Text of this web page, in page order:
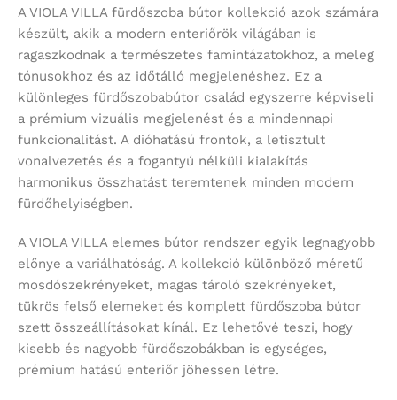
A VIOLA VILLA fürdőszoba bútor kollekció azok számára
készült, akik a modern enteriőrök világában is
ragaszkodnak a természetes famintázatokhoz, a meleg
tónusokhoz és az időtálló megjelenéshez. Ez a
különleges fürdőszobabútor család egyszerre képviseli
a prémium vizuális megjelenést és a mindennapi
funkcionalitást. A dióhatású frontok, a letisztult
vonalvezetés és a fogantyú nélküli kialakítás
harmonikus összhatást teremtenek minden modern
fürdőhelyiségben.
A VIOLA VILLA elemes bútor rendszer egyik legnagyobb
előnye a variálhatóság. A kollekció különböző méretű
mosdószekrényeket, magas tároló szekrényeket,
tükrös felső elemeket és komplett fürdőszoba bútor
szett összeállításokat kínál. Ez lehetővé teszi, hogy
kisebb és nagyobb fürdőszobákban is egységes,
prémium hatású enteriőr jöhessen létre.